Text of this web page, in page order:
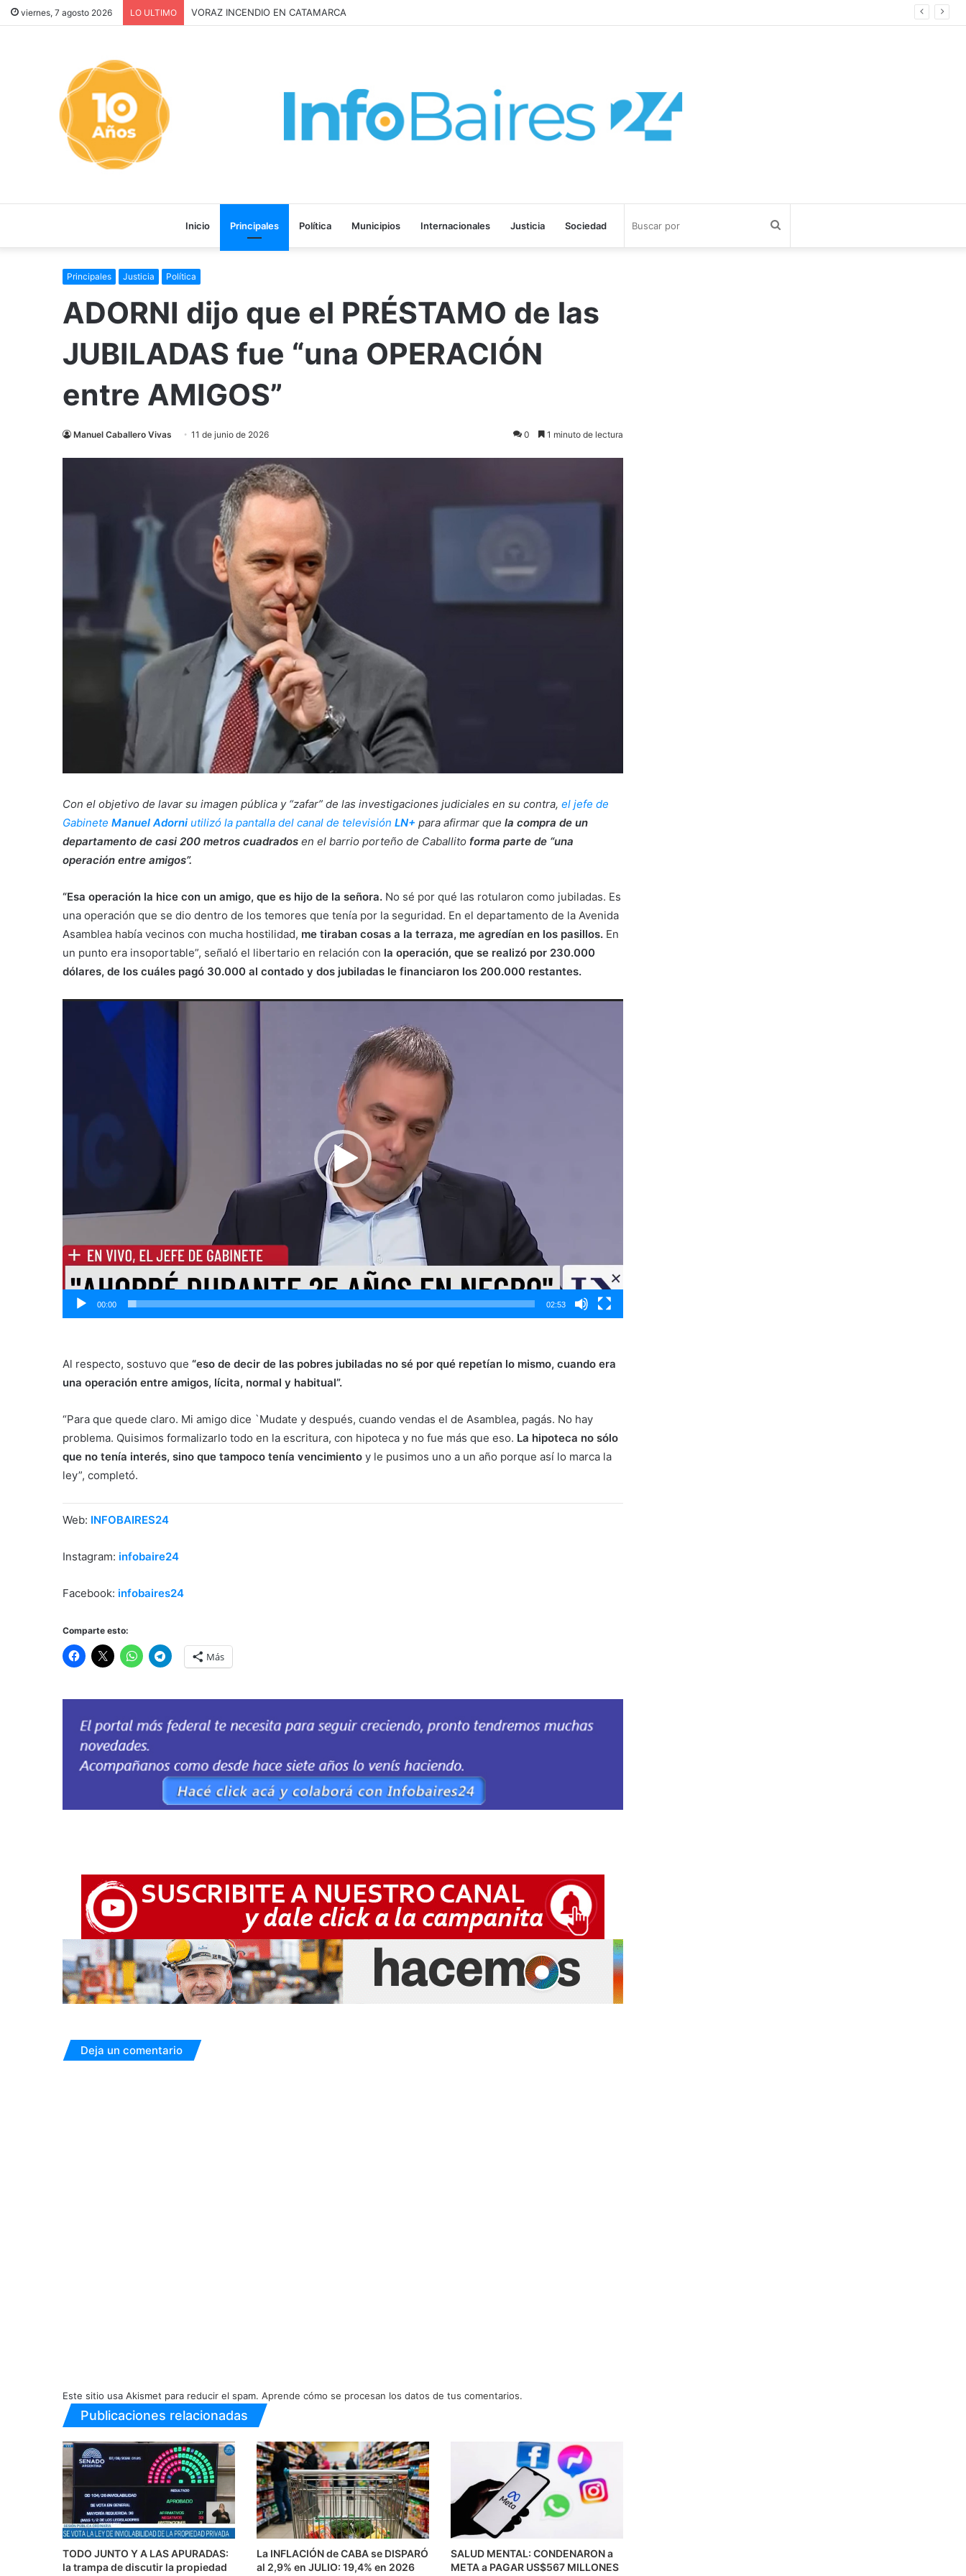
viernes, 7 agosto 2026 LO ULTIMO Inquilinos alertan por la Ley de Propiedad Privada
Inicio Principales Política Municipios Internacionales Justicia Sociedad
Principales Justicia Política
ADORNI dijo que el PRÉSTAMO de las
JUBILADAS fue “una OPERACIÓN
entre AMIGOS”
Manuel Caballero Vivas 11 de junio de 2026 0 1 minuto de lectura
Con el objetivo de lavar su imagen pública y “zafar” de las investigaciones judiciales en su contra, el jefe de
Gabinete Manuel Adorni utilizó la pantalla del canal de televisión LN+ para afirmar que la compra de un
departamento de casi 200 metros cuadrados en el barrio porteño de Caballito forma parte de “una
operación entre amigos”.
“Esa operación la hice con un amigo, que es hijo de la señora. No sé por qué las rotularon como jubiladas. Es
una operación que se dio dentro de los temores que tenía por la seguridad. En el departamento de la Avenida
Asamblea había vecinos con mucha hostilidad, me tiraban cosas a la terraza, me agredían en los pasillos. En
un punto era insoportable”, señaló el libertario en relación con la operación, que se realizó por 230.000
dólares, de los cuáles pagó 30.000 al contado y dos jubiladas le financiaron los 200.000 restantes.
Reproductor
00:00 02:53
Al respecto, sostuvo que “eso de decir de las pobres jubiladas no sé por qué repetían lo mismo, cuando era
una operación entre amigos, lícita, normal y habitual”.
“Para que quede claro. Mi amigo dice `Mudate y después, cuando vendas el de Asamblea, pagás. No hay
problema. Quisimos formalizarlo todo en la escritura, con hipoteca y no fue más que eso. La hipoteca no sólo
que no tenía interés, sino que tampoco tenía vencimiento y le pusimos uno a un año porque así lo marca la
ley”, completó.
Web: INFOBAIRES24
Instagram: infobaire24
Facebook: infobaires24
Comparte esto:
Más
Deja un comentario
Este sitio usa Akismet para reducir el spam. Aprende cómo se procesan los datos de tus comentarios.
Publicaciones relacionadas
TODO JUNTO Y A LAS APURADAS:
la trampa de discutir la propiedad
La INFLACIÓN de CABA se DISPARÓ
al 2,9% en JULIO: 19,4% en 2026
SALUD MENTAL: CONDENARON a
META a PAGAR US$567 MILLONES